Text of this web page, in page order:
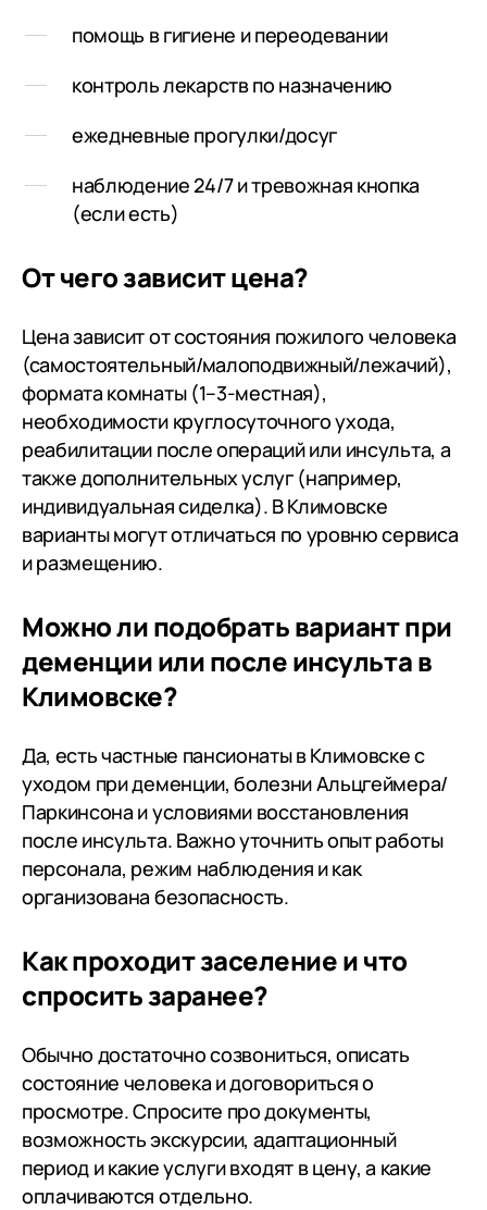
помощь в гигиене и переодевании
контроль лекарств по назначению
ежедневные прогулки/досуг
наблюдение 24/7 и тревожная кнопка
(если есть)
От чего зависит цена?
Цена зависит от состояния пожилого человека
(самостоятельный/малоподвижный/лежачий),
формата комнаты (1–3-местная),
необходимости круглосуточного ухода,
реабилитации после операций или инсульта, а
также дополнительных услуг (например,
индивидуальная сиделка). В Климовске
варианты могут отличаться по уровню сервиса
и размещению.
Можно ли подобрать вариант при
деменции или после инсульта в
Климовске?
Да, есть частные пансионаты в Климовске с
уходом при деменции, болезни Альцгеймера/
Паркинсона и условиями восстановления
после инсульта. Важно уточнить опыт работы
персонала, режим наблюдения и как
организована безопасность.
Как проходит заселение и что
спросить заранее?
Обычно достаточно созвониться, описать
состояние человека и договориться о
просмотре. Спросите про документы,
возможность экскурсии, адаптационный
период и какие услуги входят в цену, а какие
оплачиваются отдельно.